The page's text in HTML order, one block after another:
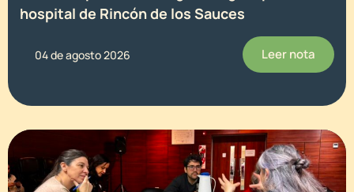
hospital de Rincón de los Sauces
04 de agosto 2026 Leer nota